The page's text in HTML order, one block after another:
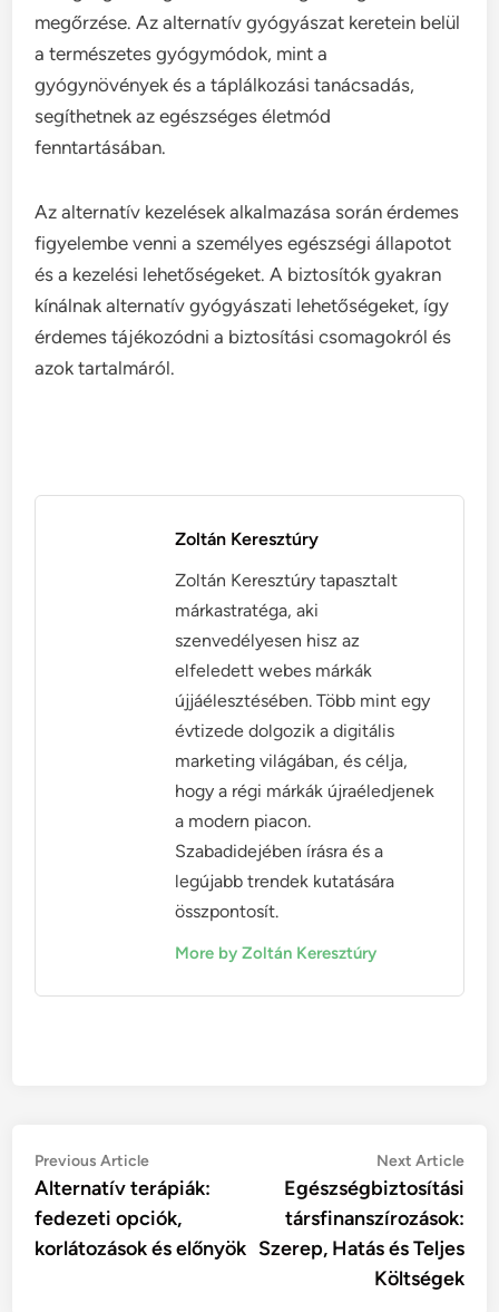
megőrzése. Az alternatív gyógyászat keretein belül
a természetes gyógymódok, mint a
gyógynövények és a táplálkozási tanácsadás,
segíthetnek az egészséges életmód
fenntartásában.
Az alternatív kezelések alkalmazása során érdemes
figyelembe venni a személyes egészségi állapotot
és a kezelési lehetőségeket. A biztosítók gyakran
kínálnak alternatív gyógyászati lehetőségeket, így
érdemes tájékozódni a biztosítási csomagokról és
azok tartalmáról.
Zoltán Keresztúry
Zoltán Keresztúry tapasztalt
márkastratéga, aki
szenvedélyesen hisz az
elfeledett webes márkák
újjáélesztésében. Több mint egy
évtizede dolgozik a digitális
marketing világában, és célja,
hogy a régi márkák újraéledjenek
a modern piacon.
Szabadidejében írásra és a
legújabb trendek kutatására
összpontosít.
More by Zoltán Keresztúry
Post
navigation
Previous ArticlePrevious
article:
Alternatív terápiák:
fedezeti opciók,
korlátozások és előnyök
Next Article
Egészségbiztosítási
társfinanszírozások:
Szerep, Hatás és Teljes
Költségek